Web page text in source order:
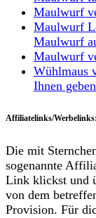
Maulwurf
Maulwurf
Maulwurf
Maulwurf
Wühlmaus
Ihnen
Affiliatelinks/Werbelinks:
Die mit
sogenannte
Link klickst und
von dem
Provision. Für